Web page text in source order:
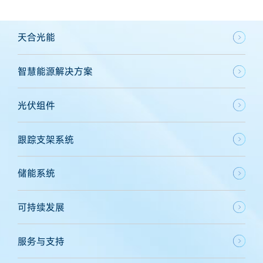
天合光能
智慧能源解决方案
光伏组件
跟踪支架系统
储能系统
可持续发展
服务与支持